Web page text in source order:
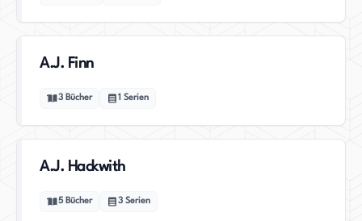
A.J. Finn
3 Bücher 1 Serien
A.J. Hackwith
5 Bücher 3 Serien